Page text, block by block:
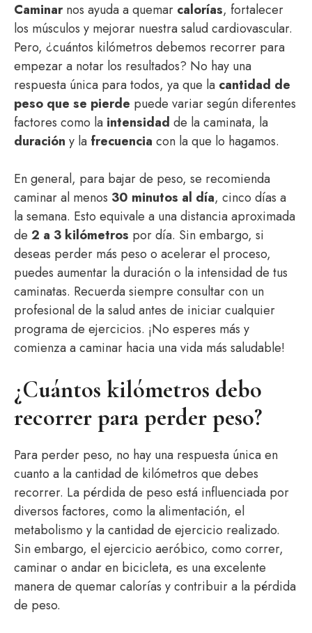
Caminarnos ayuda a quemar calorías, fortalecer
los músculos y mejorar nuestra salud cardiovascular.
Pero, ¿cuántos kilómetros debemos recorrer para
empezar a notar los resultados? No hay una
respuesta única para todos, ya que la cantidad de
peso que se pierde puede variar según diferentes
factores como la intensidad de la caminata, la
duración y la frecuencia con la que lo hagamos.
En general, para bajar de peso, se recomienda
caminar al menos 30 minutos al día, cinco días a
la semana. Esto equivale a una distancia aproximada
de 2 a 3 kilómetros por día. Sin embargo, si
deseas perder más peso o acelerar el proceso,
puedes aumentar la duración o la intensidad de tus
caminatas. Recuerda siempre consultar con un
profesional de la salud antes de iniciar cualquier
programa de ejercicios. ¡No esperes más y
comienza a caminar hacia una vida más saludable!
¿Cuántos kilómetros debo
recorrer para perder peso?
Para perder peso, no hay una respuesta única en
cuanto a la cantidad de kilómetros que debes
recorrer. La pérdida de peso está influenciada por
diversos factores, como la alimentación, el
metabolismo y la cantidad de ejercicio realizado.
Sin embargo, el ejercicio aeróbico, como correr,
caminar o andar en bicicleta, es una excelente
manera de quemar calorías y contribuir a la pérdida
de peso.